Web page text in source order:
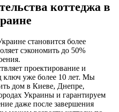
коттеджа в
становится более
сэкономить до 50%
проектирование и
ключ уже более 10 лет. Мы
дом в Киеве, Днепре,
Украины и гарантируем
даже после завершения